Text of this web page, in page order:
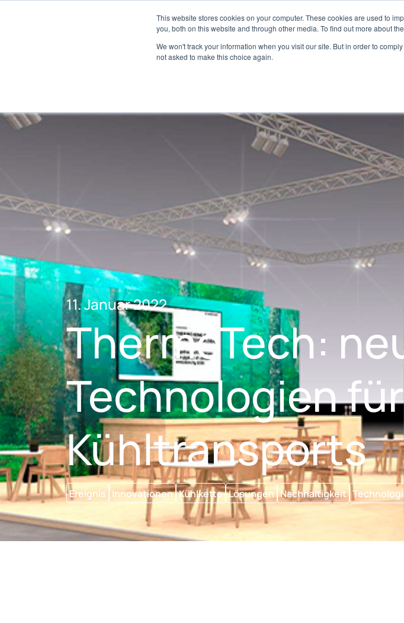
This website stores cookies on your computer. These cookies are used to
you, both on this website and through other media. To find out more about
We won't track your information when you visit our site. But in order to
not asked to make this choice again.
Medienzentrum Marine
Produkte
11. Januar 2022
ThermoTech:
Technologien
Kühltransports
Ereignis Innovationen Kühlkette Lösungen Nachhaltigkeit